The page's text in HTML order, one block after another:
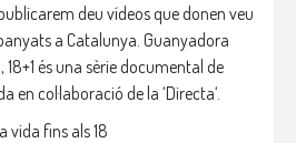
deu vídeos que donen veu
a Catalunya. Guanyadora
18+1 és una sèrie documental de
en col·laboració de la ‘Directa‘.
fins als 18